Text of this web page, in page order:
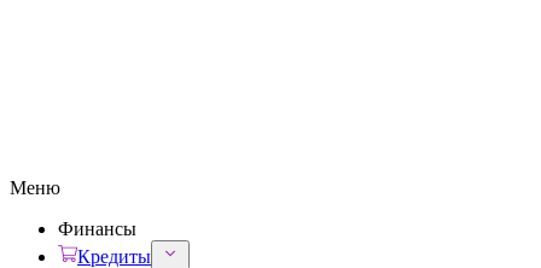
Меню
Финансы
Кредиты